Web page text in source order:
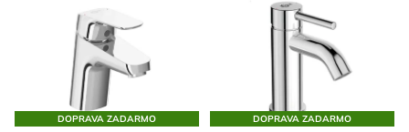
DOPRAVA ZADARMO DOPRAVA ZADARMO